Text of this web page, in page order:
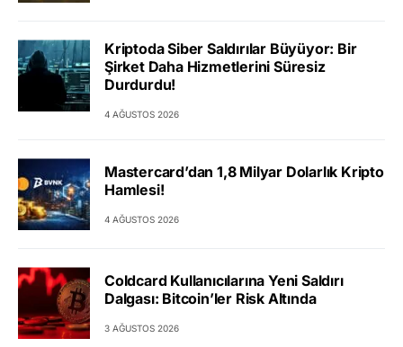
Kriptoda Siber Saldırılar Büyüyor: Bir
Şirket Daha Hizmetlerini Süresiz
Durdurdu!
4 AĞUSTOS 2026
Mastercard’dan 1,8 Milyar Dolarlık Kripto
Hamlesi!
4 AĞUSTOS 2026
Coldcard Kullanıcılarına Yeni Saldırı
Dalgası: Bitcoin’ler Risk Altında
3 AĞUSTOS 2026